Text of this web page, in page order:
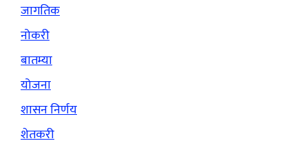
जागतिक
नोकरी
बातम्या
योजना
शासन निर्णय
शेतकरी